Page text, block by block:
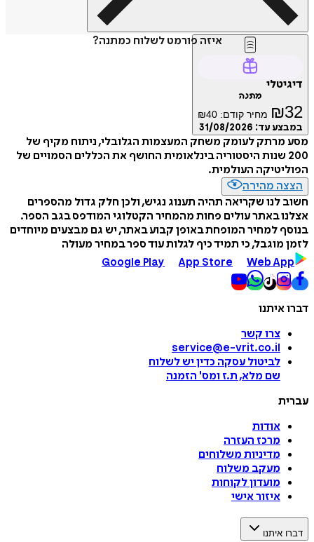
איזה פורמט לשלוח כמתנה?
דיגיטלי
מתנה
₪32 מחיר קודם: ₪40
במבצע עד: 31/08/2026
מסע מרתק לעומק משחק המעצמות הגלובלי, ניתוח מקיף של
200 שנות היסטוריה בינלאומית החושף את הכללים הסמויים של
הפוליטיקה העולמית.
הצצה מהירה
חשוב לנו שקריאה תהיה תענוג נגיש, ולכן חלק גדול מהספרים
אצלנו באתר עולים פחות מהמחיר הקטלוגי המודפס בגב הספר.
בנוסף למחיר המופחת באופן קבוע באתר, יש גם מבצעים מיוחדים
לזמן מוגבל, כי תמיד כיף לגלות עוד ספר במחיר מעולה
Google Play
App Store Web App
דברו איתנו
צרו קשר
service@e-vrit.co.il
לביטול עסקה כדין יש לשלוח
שם מלא, ת.ז ומס' הזמנה
עברית
אודות
מרכז העזרה
מדיניות משלוחים
מעקב משלוח
מועדון לקוחות
איזור אישי
דברו איתנו